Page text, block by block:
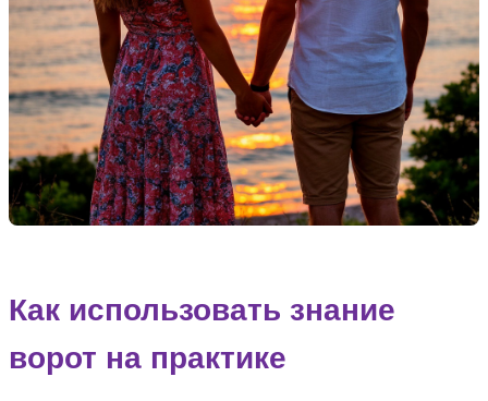
Как использовать знание
ворот на практике